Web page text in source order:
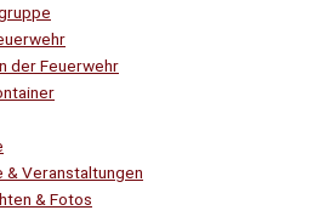
der Feuerwehr
& Veranstaltungen
& Fotos